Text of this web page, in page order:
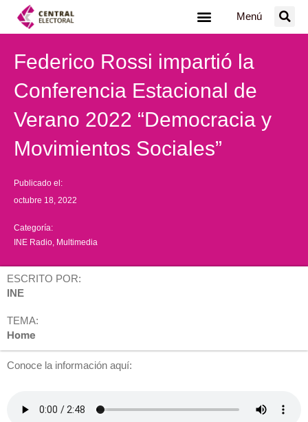
Menú
Federico Rossi impartió la
Conferencia Estacional de
Verano 2022 “Democracia y
Movimientos Sociales”
Publicado el:
octubre 18, 2022
Categoría:
INE Radio Multimedia
ESCRITO POR:
INE
TEMA:
Home
Conoce la información aquí: